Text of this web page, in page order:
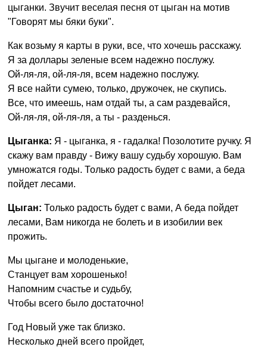
цыганки. Звучит веселая песня от цыган на мотив
"Говорят мы бяки буки".
Как возьму я карты в руки, все, что хочешь расскажу.
Я за доллары зеленые всем надежно послужу.
Ой-ля-ля, ой-ля-ля, всем надежно послужу.
Я все найти сумею, только, дружочек, не скупись.
Все, что имеешь, нам отдай ты, а сам раздевайся,
Ой-ля-ля, ой-ля-ля, а ты - разденься.
Цыганка: Я - цыганка, я - гадалка! Позолотите ручку. Я
скажу вам правду - Вижу вашу судьбу хорошую. Вам
умножатся годы. Только радость будет с вами, а беда
пойдет лесами.
Цыган: Только радость будет с вами, А беда пойдет
лесами, Вам никогда не болеть и в изобилии век
прожить.
Мы цыгане и молоденькие,
Станцует вам хорошенько!
Напомним счастье и судьбу,
Чтобы всего было достаточно!
Год Новый уже так близко.
Несколько дней всего пройдет,